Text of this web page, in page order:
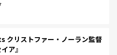
クリストファー・ノーラン監督
ア』